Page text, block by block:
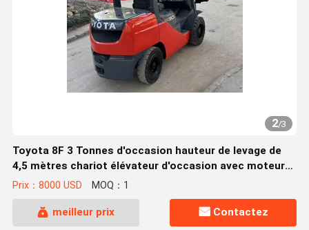
2/3
Toyota 8F 3 Tonnes d'occasion hauteur de levage de
4,5 mètres chariot élévateur d'occasion avec moteur
diesel
Prix：8000 USD MOQ：1
meilleur prix Contactez